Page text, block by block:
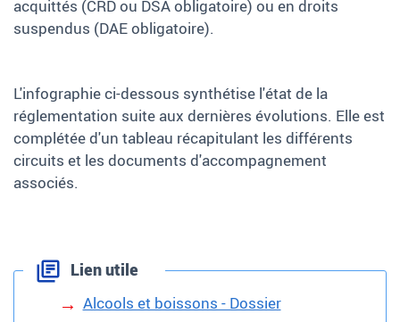
acquittés (CRD ou DSA obligatoire) ou en droits
suspendus (DAE obligatoire).
L'infographie ci-dessous synthétise l'état de la
réglementation suite aux dernières évolutions. Elle est
complétée d'un tableau récapitulant les différents
circuits et les documents d'accompagnement
associés.
Lien utile
Alcools et boissons - Dossier